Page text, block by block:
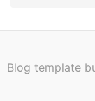
Blog template